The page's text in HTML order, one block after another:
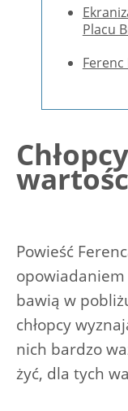
Placu
Powieść
opowiadaniem
bawią w
chłopcy
nich bardzo
żyć, dla tych